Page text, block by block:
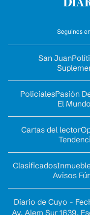
Seguinos
San Juan
PolicialesPasión
El Mundo
Cartas del lector
Clasificados
Avisos
Diario de Cuyo -
Av. Alem Sur 1639.